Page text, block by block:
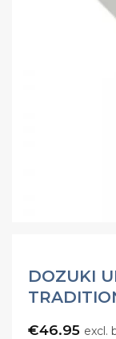
DOZUKI
€46.95 excl.